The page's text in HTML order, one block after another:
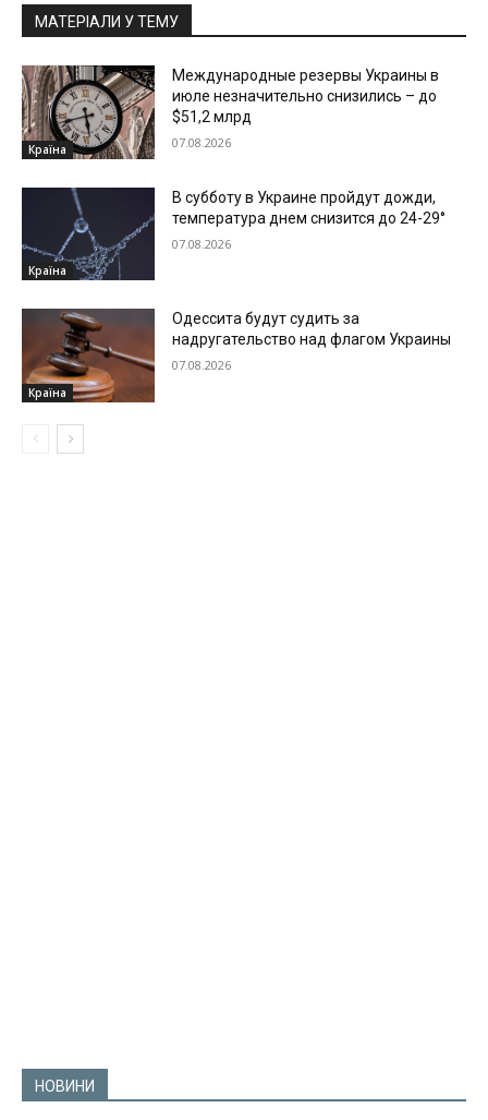
МАТЕРІАЛИ У ТЕМУ
Країна
Международные резервы Украины в
июле незначительно снизились – до
$51,2 млрд
07.08.2026
Країна
В субботу в Украине пройдут дожди,
температура днем снизится до 24-29°
07.08.2026
Країна
Одессита будут судить за
надругательство над флагом Украины
07.08.2026
НОВИНИ